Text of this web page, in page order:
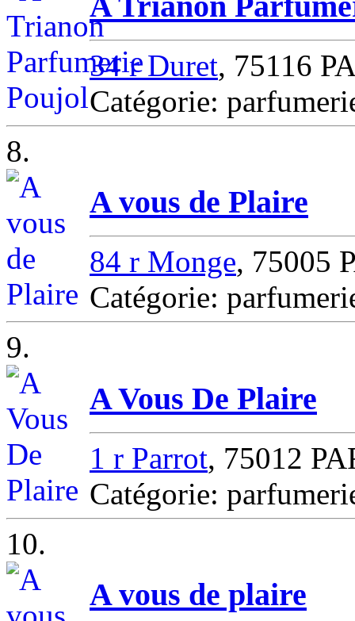
34 r Duret, 75116
Catégorie:
8.
A vous de Plaire
84 r Monge, 75005
Catégorie:
9.
A Vous De Plaire
1 r Parrot, 75012
Catégorie:
10.
A vous de plaire